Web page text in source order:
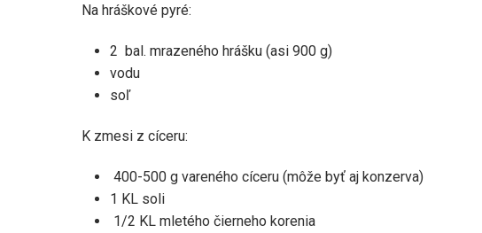
Na hráškové pyré:
2 bal. mrazeného hrášku (asi 900 g)
vodu
soľ
K zmesi z cíceru:
400-500 g vareného cíceru (môže byť aj konzerva)
1 KL soli
1/2 KL mletého čierneho korenia